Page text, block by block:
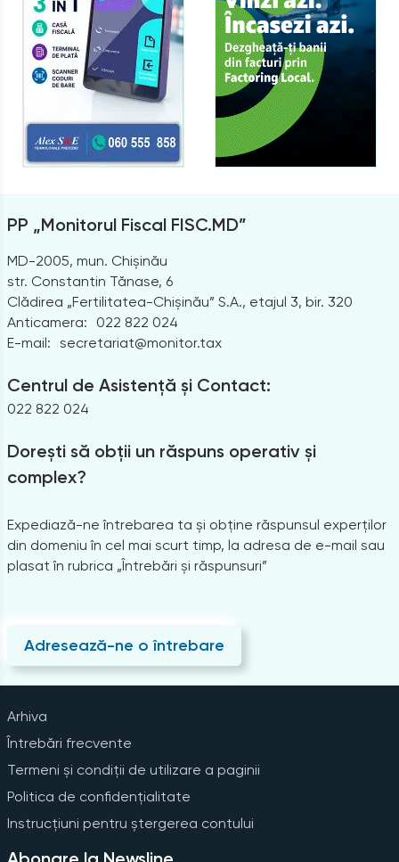
PP „Monitorul Fiscal FISC.MD”
MD-2005, mun. Chișinău
str. Constantin Tănase, 6
Clădirea „Fertilitatea-Chișinău” S.A., etajul 3, bir. 320
Anticamera:
022 822 024
E-mail: secretariat@monitor.tax
Centrul de Asistență și Contact:
022 822 024
Dorești să obții un răspuns operativ și
complex?
Expediază-ne întrebarea ta și obține răspunsul experților
din domeniu în cel mai scurt timp, la adresa de e-mail sau
plasat în rubrica „Întrebări și răspunsuri”
Adresează-ne o întrebare
Arhiva
Întrebări frecvente
Termeni și condiții de utilizare a paginii
Politica de confidențialitate
Instrucțiuni pentru ștergerea contului